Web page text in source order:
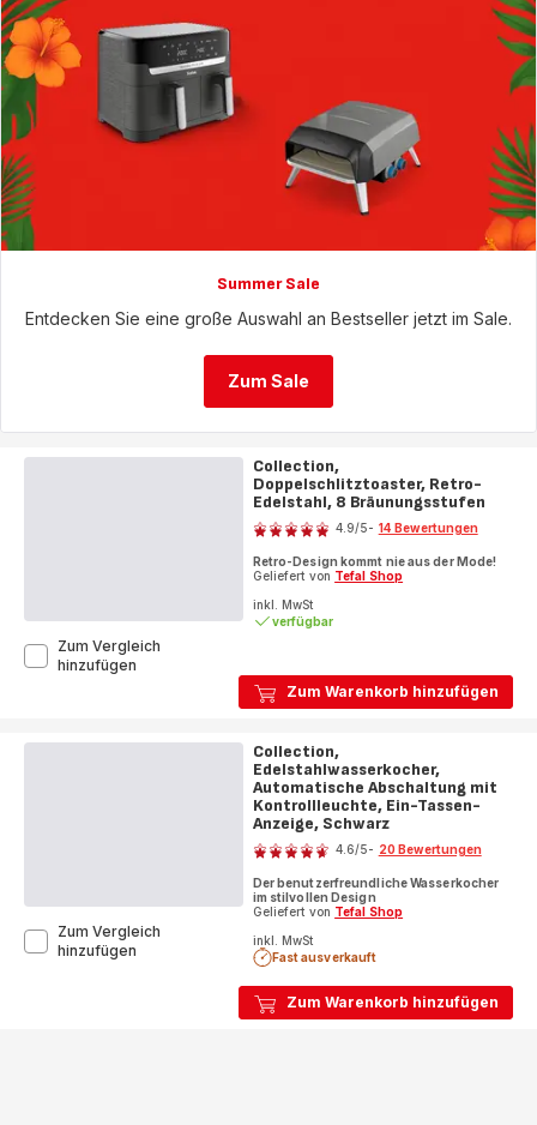
Summer Sale
Entdecken Sie eine große Auswahl an Bestseller jetzt im Sale.
Zum Sale
Zum Warenkorb hinzufügen
Collection,
Doppelschlitztoaster, Retro-
Edelstahl, 8 Bräunungsstufen
Bewertung
4.9/5- 14 Bewertungen
Retro-Design kommt nie aus der Mode!
Geliefert von Tefal Shop
inkl. MwSt
verfügbar
Zum Vergleich
hinzufügen
Doppelschlitztoaster,
8
Bräunungsstufen
Zum Warenkorb hinzufügen
Collection,
Edelstahlwasserkocher,
Automatische Abschaltung mit
Kontrollleuchte, Ein-Tassen-
Anzeige, Schwarz
Bewertung
4.6/5- 20 Bewertungen
Der benutzerfreundliche Wasserkocher
im stilvollen Design
Geliefert von Tefal Shop
inkl. MwSt
Fast ausverkauft
Zum Vergleich
hinzufügen
Edelstahlwasserkocher,